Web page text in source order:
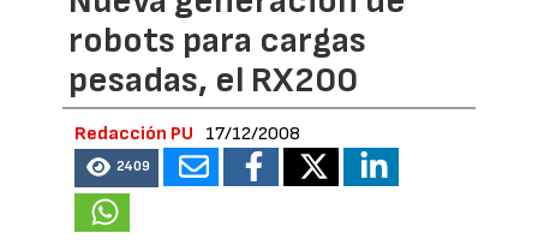
robots para cargas
pesadas, el RX200
Redacción PU 17/12/2008
2409